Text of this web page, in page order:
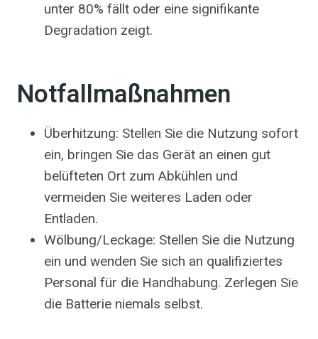
unter 80% fällt oder eine signifikante
Degradation zeigt.
Notfallmaßnahmen
Überhitzung: Stellen Sie die Nutzung sofort
ein, bringen Sie das Gerät an einen gut
belüfteten Ort zum Abkühlen und
vermeiden Sie weiteres Laden oder
Entladen.
Wölbung/Leckage: Stellen Sie die Nutzung
ein und wenden Sie sich an qualifiziertes
Personal für die Handhabung. Zerlegen Sie
die Batterie niemals selbst.